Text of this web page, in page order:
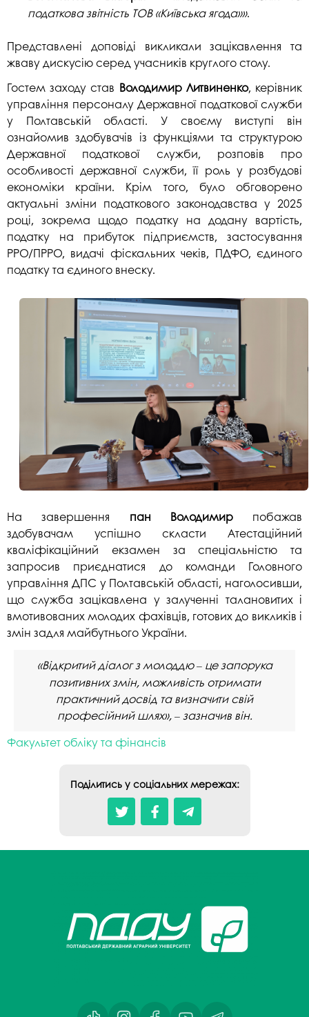
податкова звітність ТОВ «Київська ягода»».
Представлені доповіді викликали зацікавлення та
жваву дискусію серед учасників круглого столу.
Гостем заходу став Володимир Литвиненко, керівник
управління персоналу Державної податкової служби
у Полтавській області. У своєму виступі він
ознайомив здобувачів із функціями та структурою
Державної податкової служби, розповів про
особливості державної служби, її роль у розбудові
економіки країни. Крім того, було обговорено
актуальні зміни податкового законодавства у 2025
році, зокрема щодо податку на додану вартість,
податку на прибуток підприємств, застосування
РРО/ПРРО, видачі фіскальних чеків, ПДФО, єдиного
податку та єдиного внеску.
На завершення пан Володимирпобажав
здобувачам успішно скласти Атестаційний
кваліфікаційний екзамен за спеціальністю та
запросив приєднатися до команди Головного
управління ДПС у Полтавській області, наголосивши,
що служба зацікавлена у залученні талановитих і
вмотивованих молодих фахівців, готових до викликів і
змін задля майбутнього України.
«Відкритий діалог з молоддю–це запорука
позитивних змін, можливість отримати
практичний досвід та визначити свій
професійний шлях», –зазначив він.
Факультет обліку та фінансів
Поділитись у соціальних мережах: